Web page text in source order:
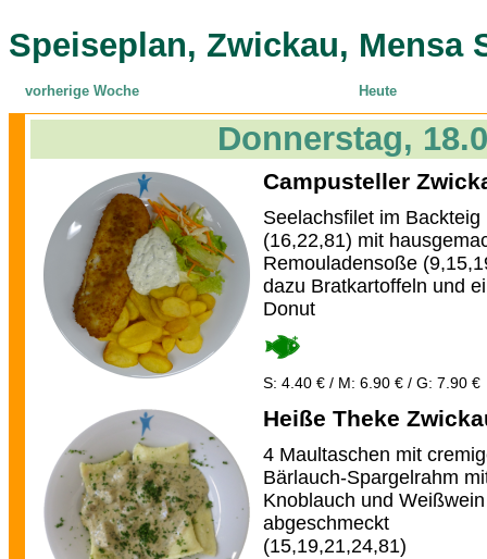
Speiseplan, Zwickau, Mensa
vorherige Woche Heute
Donnerstag,
Campusteller
Seelachsfilet im Backteig
(16,22,81) mit
Remouladensoße
dazu Bratkartoffeln und
Donut
S: 4.40 € / M: 6.90 € / G: 7.90 €
Heiße Theke
4 Maultaschen mit
Bärlauch-Spargelrahm
Knoblauch und Weißwein
abgeschmeckt
(15,19,21,24,81)